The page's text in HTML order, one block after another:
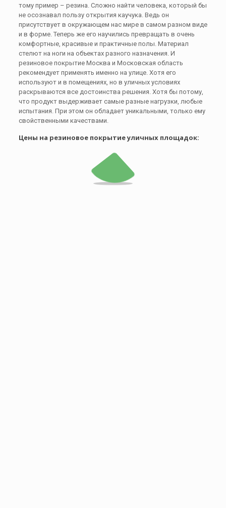
тому пример – резина. Сложно найти человека, который бы
не осознавал пользу открытия каучука. Ведь он
присутствует в окружающем нас мире в самом разном виде
и в форме. Теперь же его научились превращать в очень
комфортные, красивые и практичные полы. Материал
стелют на ноги на объектах разного назначения. И
резиновое покрытие Москва и Московская область
рекомендует применять именно на улице. Хотя его
используют и в помещениях, но в уличных условиях
раскрываются все достоинства решения. Хотя бы потому,
что продукт выдерживает самые разные нагрузки, любые
испытания. При этом он обладает уникальными, только ему
свойственными качествами.
Цены на резиновое покрытие уличных площадок: